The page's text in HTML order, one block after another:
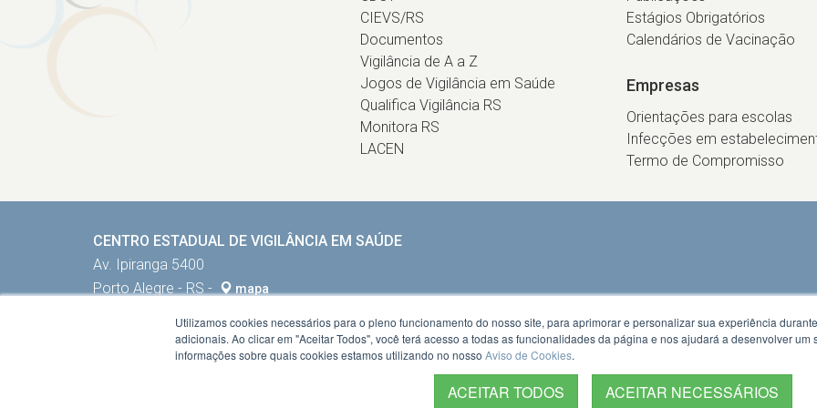
CIEVS/RS
Documentos
Vigilância de A a Z
Jogos de Vigilância em Saúde
Qualifica Vigilância RS
Monitora RS
LACEN
Estágios Obrigatórios
Calendários de Vacinação
Empresas
Orientações para escolas
Infecções em
Termo de Compromisso
CENTRO ESTADUAL DE VIGILÂNCIA EM SAÚDE
Av. Ipiranga 5400
Porto Alegre - RS -
mapa
5132884002
Utilizamos cookies necessários para o pleno funcionamento do nosso site, para aprimorar e personalizar sua experiência
adicionais. Ao clicar em "Aceitar Todos", você terá acesso a todas as funcionalidades da página e nos ajudará a desenvolver
informações sobre quais cookies estamos utilizando no nosso Aviso de Cookies.
ACEITAR TODOS ACEITAR NECESSÁRIOS